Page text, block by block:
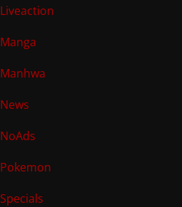
Liveaction
Manga
Manhwa
News
NoAds
Pokemon
Specials